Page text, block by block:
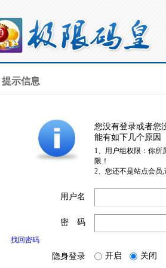
提示信息
您没有登录或者您
能有如下几个原因
1、用户组权限：你所
限！
2、您还不是站点会员
用户名
密 码
找回密码
隐身登录 开启 关闭